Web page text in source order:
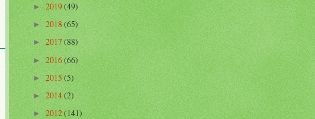
►2019(49)
►2018(65)
►2017(88)
►2016(66)
►2015(5)
►2014(2)
►2012(141)